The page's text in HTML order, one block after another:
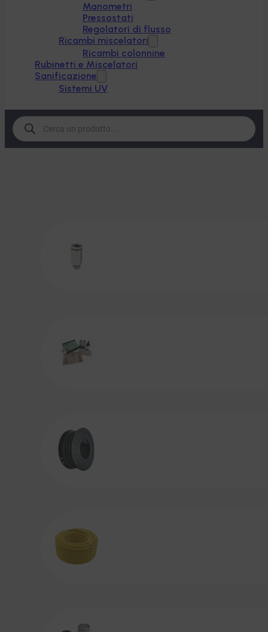
Manometri
Pressostati
Regolatori di flusso
Ricambi miscelatori
Ricambi colonnine
Rubinetti e Miscelatori
Sanificazione
Sistemi UV
Products
search